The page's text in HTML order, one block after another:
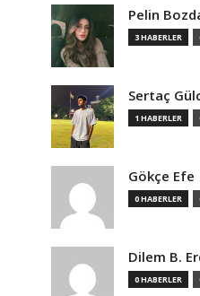
Pelin
3 HABERLER
Sertaç
1 HABERLER
Gökçe Efe
0 HABERLER
Dilem B.
0 HABERLER